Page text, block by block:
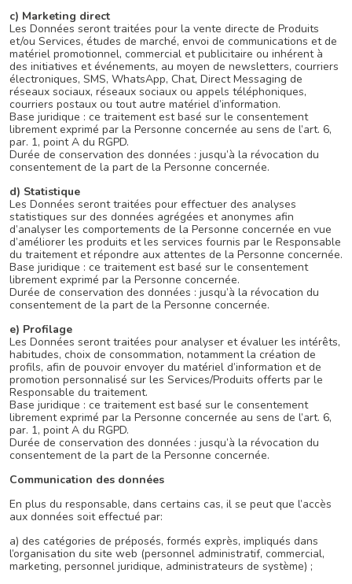
c) Marketing direct
Les Données seront traitées pour la vente directe de Produits
et/ou Services, études de marché, envoi de communications et de
matériel promotionnel, commercial et publicitaire ou inhérent à
des initiatives et événements, au moyen de newsletters, courriers
électroniques, SMS, WhatsApp, Chat, Direct Messaging de
réseaux sociaux, réseaux sociaux ou appels téléphoniques,
courriers postaux ou tout autre matériel d’information.
Base juridique : ce traitement est basé sur le consentement
librement exprimé par la Personne concernée au sens de l’art. 6,
par. 1, point A du RGPD.
Durée de conservation des données : jusqu’à la révocation du
consentement de la part de la Personne concernée.
d) Statistique
Les Données seront traitées pour effectuer des analyses
statistiques sur des données agrégées et anonymes afin
d’analyser les comportements de la Personne concernée en vue
d’améliorer les produits et les services fournis par le Responsable
du traitement et répondre aux attentes de la Personne concernée.
Base juridique : ce traitement est basé sur le consentement
librement exprimé par la Personne concernée.
Durée de conservation des données : jusqu’à la révocation du
consentement de la part de la Personne concernée.
e) Profilage
Les Données seront traitées pour analyser et évaluer les intérêts,
habitudes, choix de consommation, notamment la création de
profils, afin de pouvoir envoyer du matériel d’information et de
promotion personnalisé sur les Services/Produits offerts par le
Responsable du traitement.
Base juridique : ce traitement est basé sur le consentement
librement exprimé par la Personne concernée au sens de l’art. 6,
par. 1, point A du RGPD.
Durée de conservation des données : jusqu’à la révocation du
consentement de la part de la Personne concernée.
Communication des données
En plus du responsable, dans certains cas, il se peut que l’accès
aux données soit effectué par:
a) des catégories de préposés, formés exprès, impliqués dans
l’organisation du site web (personnel administratif, commercial,
marketing, personnel juridique, administrateurs de système) ;